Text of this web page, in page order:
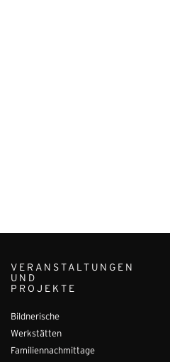
VERANSTALTUNGEN
UND
PROJEKTE
Bildnerische
Werkstätten
Familiennachmittage